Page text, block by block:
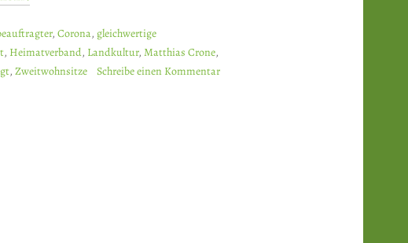
, Corona, gleichwertige
, Heimatverband, Landkultur, Matthias Crone,
, Zweitwohnsitze Schreibe einen Kommentar